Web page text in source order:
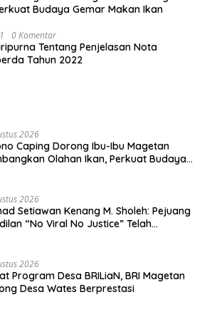
Budaya Gemar Makan Ikan
0 Komentar
Tentang Penjelasan Nota
Tahun 2022
2026
Caping Dorong Ibu-Ibu Magetan
Olahan Ikan, Perkuat Budaya
2026
Setiawan Kenang M. Sholeh: Pejuang
“No Viral No Justice” Telah
2026
Program Desa BRILiaN, BRI Magetan
Desa Wates Berprestasi